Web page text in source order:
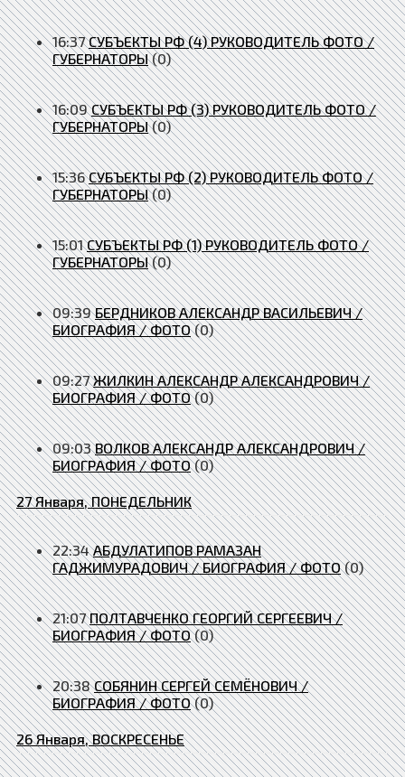
16:37 СУБЪЕКТЫ РФ (4) РУКОВОДИТЕЛЬ ФОТО /
ГУБЕРНАТОРЫ (0)
16:09 СУБЪЕКТЫ РФ (3) РУКОВОДИТЕЛЬ ФОТО /
ГУБЕРНАТОРЫ (0)
15:36 СУБЪЕКТЫ РФ (2) РУКОВОДИТЕЛЬ ФОТО /
ГУБЕРНАТОРЫ (0)
15:01 СУБЪЕКТЫ РФ (1) РУКОВОДИТЕЛЬ ФОТО /
ГУБЕРНАТОРЫ (0)
09:39 БЕРДНИКОВ АЛЕКСАНДР ВАСИЛЬЕВИЧ /
БИОГРАФИЯ / ФОТО (0)
09:27 ЖИЛКИН АЛЕКСАНДР АЛЕКСАНДРОВИЧ /
БИОГРАФИЯ / ФОТО (0)
09:03 ВОЛКОВ АЛЕКСАНДР АЛЕКСАНДРОВИЧ /
БИОГРАФИЯ / ФОТО (0)
27 Января, ПОНЕДЕЛЬНИК
22:34 АБДУЛАТИПОВ РАМАЗАН
ГАДЖИМУРАДОВИЧ / БИОГРАФИЯ / ФОТО (0)
21:07 ПОЛТАВЧЕНКО ГЕОРГИЙ СЕРГЕЕВИЧ /
БИОГРАФИЯ / ФОТО (0)
20:38 СОБЯНИН СЕРГЕЙ СЕМЁНОВИЧ /
БИОГРАФИЯ / ФОТО (0)
26 Января, ВОСКРЕСЕНЬЕ